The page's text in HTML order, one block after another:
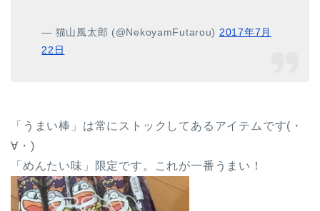
— 猫山風太郎 (@NekoyamFutarou) 2017年7月
22日
「うまい棒」は常にストックしてあるアイテムです(・
∀・)
「めんたい味」限定です。これが一番うまい！